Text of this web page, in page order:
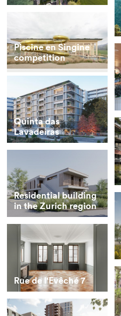
Piscine en Singine
competition
Quinta das
Lavadeiras
Residential building
in the Zurich region
Rue de l'Evêché 7